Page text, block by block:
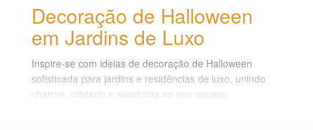
Decoração de Halloween
em Jardins de Luxo
Inspire-se com ideias de decoração de Halloween
sofisticada para jardins e residências de luxo, unindo
charme, mistério e elegância ao seu espaço.